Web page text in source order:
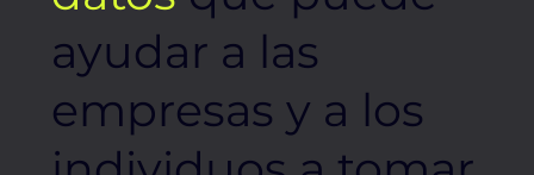
ayudar a las
empresas y a los